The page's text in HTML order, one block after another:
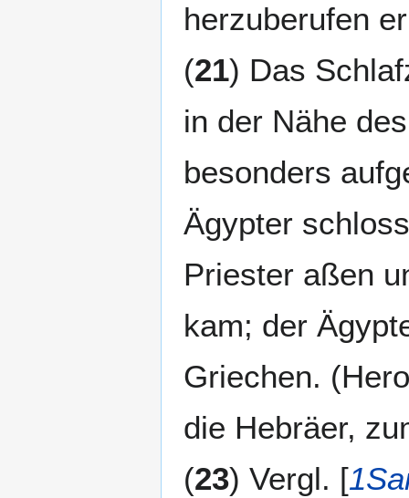
herzuberufen
(21) Das
in der Nähe
besonders
Ägypter
Priester aßen
kam; der
Griechen.
die Hebräer,
(23) Vergl. [